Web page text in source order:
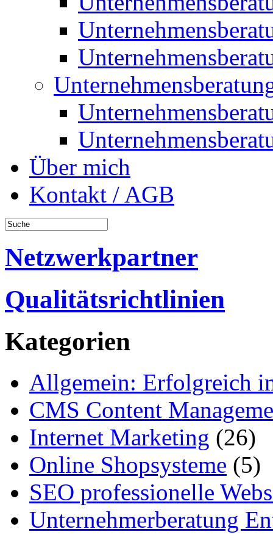
Über mich
Kontakt / AGB
Netzwerkpartner
Qualitätsrichtlinien
Kategorien
Allgemein: Erfolgreich
CMS Content
Internet Marketing (26)
Online Shopsysteme (5)
SEO professionelle
Unternehmerberatung